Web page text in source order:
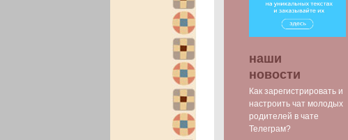
наши
новости
Как зарегистрировать и
настроить чат молодых
родителей в чате
Телеграм?